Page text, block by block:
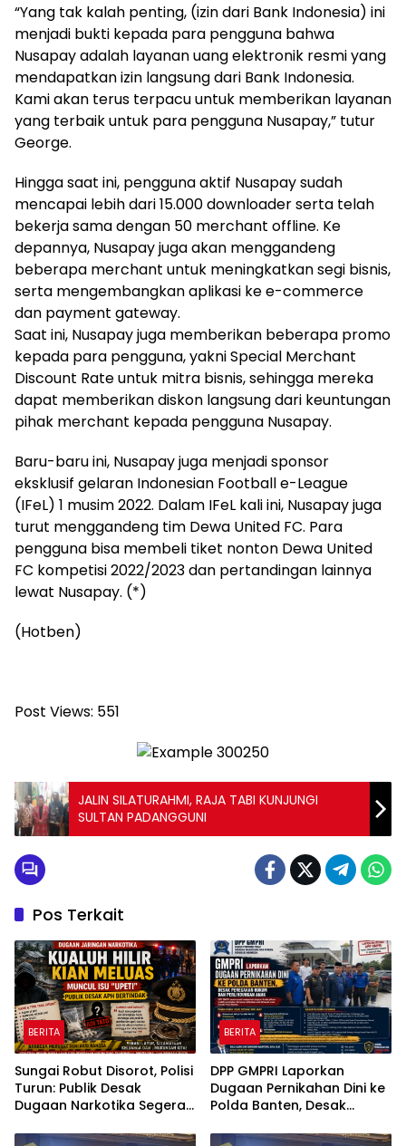
“Yang tak kalah penting, (izin dari Bank Indonesia) ini
menjadi bukti kepada para pengguna bahwa
Nusapay adalah layanan uang elektronik resmi yang
mendapatkan izin langsung dari Bank Indonesia.
Kami akan terus terpacu untuk memberikan layanan
yang terbaik untuk para pengguna Nusapay,” tutur
George.
Hingga saat ini, pengguna aktif Nusapay sudah
mencapai lebih dari 15.000 downloader serta telah
bekerja sama dengan 50 merchant offline. Ke
depannya, Nusapay juga akan menggandeng
beberapa merchant untuk meningkatkan segi bisnis,
serta mengembangkan aplikasi ke e-commerce
dan payment gateway.
Saat ini, Nusapay juga memberikan beberapa promo
kepada para pengguna, yakni Special Merchant
Discount Rate untuk mitra bisnis, sehingga mereka
dapat memberikan diskon langsung dari keuntungan
pihak merchant kepada pengguna Nusapay.
Baru-baru ini, Nusapay juga menjadi sponsor
eksklusif gelaran Indonesian Football e-League
(IFeL) 1 musim 2022. Dalam IFeL kali ini, Nusapay juga
turut menggandeng tim Dewa United FC. Para
pengguna bisa membeli tiket nonton Dewa United
FC kompetisi 2022/2023 dan pertandingan lainnya
lewat Nusapay. (*)
(Hotben)
Post Views: 551
JALIN SILATURAHMI, RAJA TABI KUNJUNGI
SULTAN PADANGGUNI
Pos Terkait
BERITA
Sungai Robut Disorot, Polisi
Turun: Publik Desak
Dugaan Narkotika Segera
BERITA
DPP GMPRI Laporkan
Dugaan Pernikahan Dini ke
Polda Banten, Desak
Perlindungan Anak